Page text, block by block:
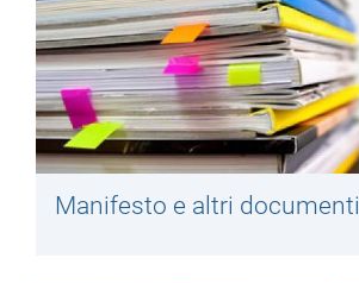
Manifesto e altri documenti